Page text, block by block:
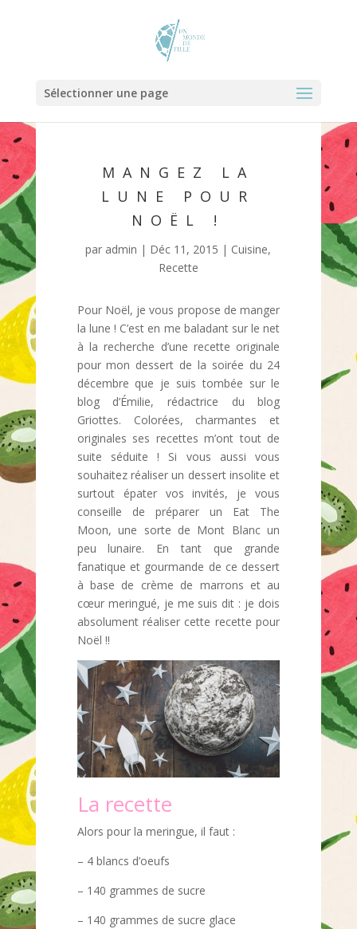
Sélectionner une page
MANGEZ LA
LUNE POUR
NOËL !
par admin | Déc 11, 2015 | Cuisine,
Recette
Pour Noël, je vous propose de manger
la lune ! C’est en me baladant sur le net
à la recherche d’une recette originale
pour mon dessert de la soirée du 24
décembre que je suis tombée sur le
blog d’Émilie, rédactrice du blog
Griottes. Colorées, charmantes et
originales ses recettes m’ont tout de
suite séduite ! Si vous aussi vous
souhaitez réaliser un dessert insolite et
surtout épater vos invités, je vous
conseille de préparer un Eat The
Moon, une sorte de Mont Blanc un
peu lunaire. En tant que grande
fanatique et gourmande de ce dessert
à base de crème de marrons et au
cœur meringué, je me suis dit : je dois
absolument réaliser cette recette pour
Noël !!
La recette
Alors pour la meringue, il faut :
– 4 blancs d’oeufs
– 140 grammes de sucre
– 140 grammes de sucre glace